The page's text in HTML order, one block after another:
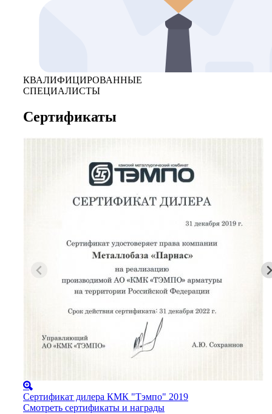
КВАЛИФИЦИРОВАННЫЕ
СПЕЦИАЛИСТЫ
Сертификаты
Сертификат дилера КМК "Тэмпо" 2019
Смотреть сертификаты и награды